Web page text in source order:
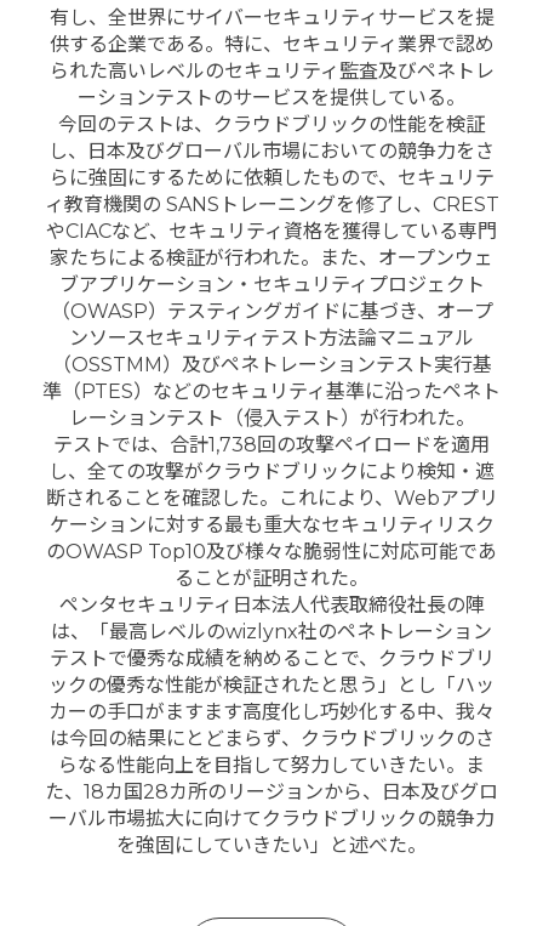
有し、全世界にサイバーセキュリティサービスを提
供する企業である。特に、セキュリティ業界で認め
られた高いレベルのセキュリティ監査及びペネトレ
ーションテストのサービスを提供している。
今回のテストは、クラウドブリックの性能を検証
し、日本及びグローバル市場においての競争力をさ
らに強固にするために依頼したもので、セキュリテ
ィ教育機関の SANSトレーニングを修了し、CREST
やCIACなど、セキュリティ資格を獲得している専門
家たちによる検証が行われた。また、オープンウェ
ブアプリケーション・セキュリティプロジェクト
（OWASP）テスティングガイドに基づき、オープ
ンソースセキュリティテスト方法論マニュアル
（OSSTMM）及びペネトレーションテスト実行基
準（PTES）などのセキュリティ基準に沿ったペネト
レーションテスト（侵入テスト）が行われた。
テストでは、合計1,738回の攻撃ペイロードを適用
し、全ての攻撃がクラウドブリックにより検知・遮
断されることを確認した。これにより、Webアプリ
ケーションに対する最も重大なセキュリティリスク
のOWASP Top10及び様々な脆弱性に対応可能であ
ることが証明された。
ペンタセキュリティ日本法人代表取締役社長の陣
は、「最高レベルのwizlynx社のペネトレーション
テストで優秀な成績を納めることで、クラウドブリ
ックの優秀な性能が検証されたと思う」とし「ハッ
カーの手口がますます高度化し巧妙化する中、我々
は今回の結果にとどまらず、クラウドブリックのさ
らなる性能向上を目指して努力していきたい。ま
た、18カ国28カ所のリージョンから、日本及びグロ
ーバル市場拡大に向けてクラウドブリックの競争力
を強固にしていきたい」と述べた。